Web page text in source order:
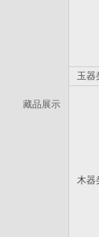
藏品展示
玉器
木器